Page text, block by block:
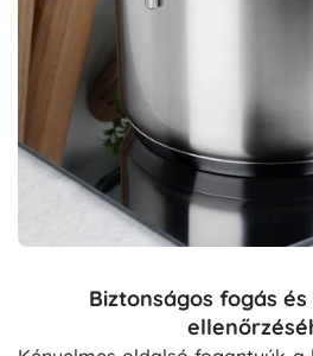
Biztonságos fogás